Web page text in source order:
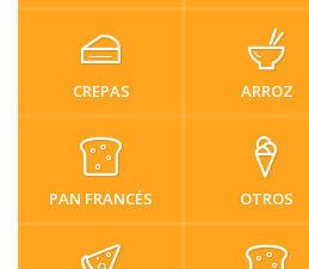
CREPAS ARROZ
PAN FRANCÉS OTROS